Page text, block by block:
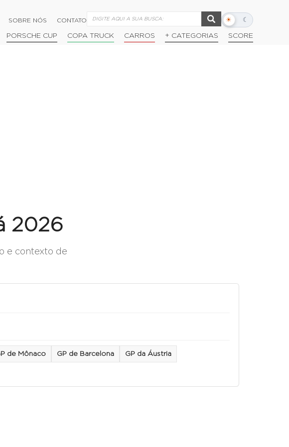
SOBRE NÓS CONTATO ☀ ☾
Alternar
escuro
PORSCHE CUP COPA TRUCK CARROS + CATEGORIAS SCORE
2026
e contexto de
de Mônaco GP de Barcelona GP da Áustria